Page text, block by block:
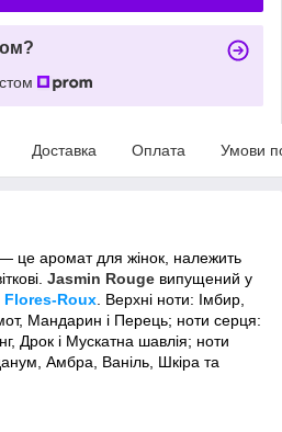
Доставка Оплата Умови
це аромат для жінок, належить
Jasmin Rouge випущений у
Flores-Roux . Верхні ноти: Імбир,
Мандарин і Перець; ноти серця:
Дрок і Мускатна шавлія; ноти
Амбра, Ваніль, Шкіра та